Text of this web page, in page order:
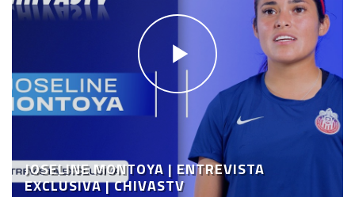
JOSELINE MONTOYA | ENTREVISTA
EXCLUSIVA | CHIVASTV